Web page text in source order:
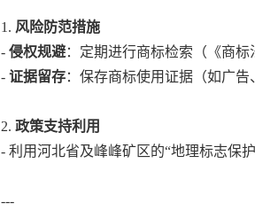
1. 风险防范措施
- 侵权规避：定期进行商标检索（《商标
- 证据留存：保存商标使用证据（如广
2. 政策支持利用
- 利用河北省及峰峰矿区的“地理标志保
---